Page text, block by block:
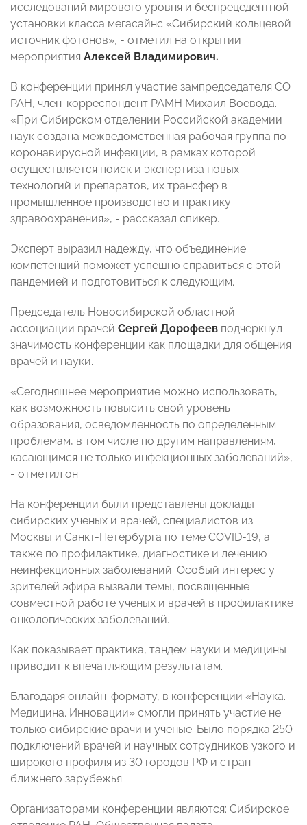
исследований мирового уровня и беспрецедентной
установки класса мегасайнс «Сибирский кольцевой
источник фотонов», - отметил на открытии
мероприятия Алексей Владимирович.
В конференции принял участие зампредседателя СО
РАН, член-корреспондент РАМН Михаил Воевода.
«При Сибирском отделении Российской академии
наук создана межведомственная рабочая группа по
коронавирусной инфекции, в рамках которой
осуществляется поиск и экспертиза новых
технологий и препаратов, их трансфер в
промышленное производство и практику
здравоохранения», - рассказал спикер.
Эксперт выразил надежду, что объединение
компетенций поможет успешно справиться с этой
пандемией и подготовиться к следующим.
Председатель Новосибирской областной
ассоциации врачей Сергей Дорофеев подчеркнул
значимость конференции как площадки для общения
врачей и науки.
«Сегодняшнее мероприятие можно использовать,
как возможность повысить свой уровень
образования, осведомленность по определенным
проблемам, в том числе по другим направлениям,
касающимся не только инфекционных заболеваний»,
- отметил он.
На конференции были представлены доклады
сибирских ученых и врачей, специалистов из
Москвы и Санкт-Петербурга по теме COVID-19, а
также по профилактике, диагностике и лечению
неинфекционных заболеваний. Особый интерес у
зрителей эфира вызвали темы, посвященные
совместной работе ученых и врачей в профилактике
онкологических заболеваний.
Как показывает практика, тандем науки и медицины
приводит к впечатляющим результатам.
Благодаря онлайн-формату, в конференции «Наука.
Медицина. Инновации» смогли принять участие не
только сибирские врачи и ученые. Было порядка 250
подключений врачей и научных сотрудников узкого и
широкого профиля из 30 городов РФ и стран
ближнего зарубежья.
Организаторами конференции являются: Сибирское